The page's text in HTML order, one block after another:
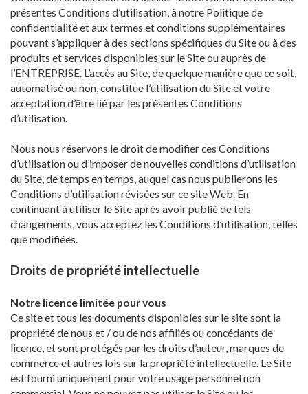
présentes Conditions d’utilisation, à notre Politique de
confidentialité et aux termes et conditions supplémentaires
pouvant s’appliquer à des sections spécifiques du Site ou à des
produits et services disponibles sur le Site ou auprès de
l’ENTREPRISE. L’accès au Site, de quelque manière que ce soit,
automatisé ou non, constitue l’utilisation du Site et votre
acceptation d’être lié par les présentes Conditions
d’utilisation.
Nous nous réservons le droit de modifier ces Conditions
d’utilisation ou d’imposer de nouvelles conditions d’utilisation
du Site, de temps en temps, auquel cas nous publierons les
Conditions d’utilisation révisées sur ce site Web. En
continuant à utiliser le Site après avoir publié de tels
changements, vous acceptez les Conditions d’utilisation, telles
que modifiées.
Droits de propriété intellectuelle
Notre licence limitée pour vous
Ce site et tous les documents disponibles sur le site sont la
propriété de nous et / ou de nos affiliés ou concédants de
licence, et sont protégés par les droits d’auteur, marques de
commerce et autres lois sur la propriété intellectuelle. Le Site
est fourni uniquement pour votre usage personnel non